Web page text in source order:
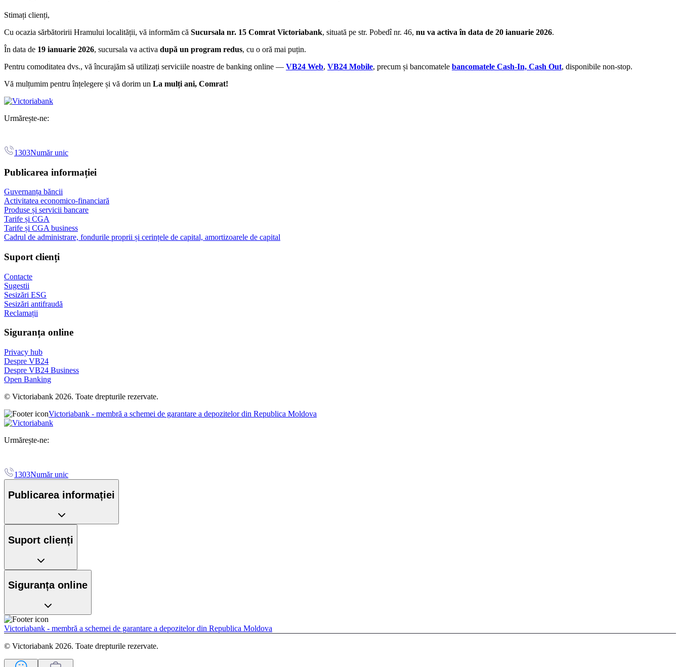
Stimați clienți,
Cu ocazia sărbătoririi Hramului localității, vă informăm că Sucursala nr. 15 Comrat Victoriabank, situată pe str. Pobedî nr. 46, nu va activa în data de 20 ianuarie 2026.
În data de 19 ianuarie 2026, sucursala va activa după un program redus, cu o oră mai puțin.
Pentru comoditatea dvs., vă încurajăm să utilizați serviciile noastre de banking online — VB24 Web, VB24 Mobile, precum și bancomatele bancomatele Cash-In, Cash Out, disponibile non-stop.
Vă mulțumim pentru înțelegere și vă dorim un La mulți ani, Comrat!
Urmărește-ne:
1303Număr unic
Publicarea informației
Guvernanța băncii
Activitatea economico-financiară
Produse și servicii bancare
Tarife și CGA
Tarife și CGA business
Cadrul de administrare, fondurile proprii și cerințele de capital, amortizoarele de capital
Suport clienți
Contacte
Sugestii
Sesizări ESG
Sesizări antifraudă
Reclamații
Siguranța online
Privacy hub
Despre VB24
Despre VB24 Business
Open Banking
© Victoriabank 2026. Toate drepturile rezervate.
Victoriabank - membră a schemei de garantare a depozitelor din Republica Moldova
Urmărește-ne:
1303Număr unic
Publicarea informației
Suport clienți
Siguranța online
Victoriabank - membră a schemei de garantare a depozitelor din Republica Moldova
© Victoriabank 2026. Toate drepturile rezervate.